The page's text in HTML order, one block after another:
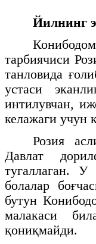
Йилнинг
тарбиячиси
танловида
устаси
интилувчан,
келажаги учун
Розия
Давлат
тугаллаган.
болалар
бутун
малакаси
қониқмайди.